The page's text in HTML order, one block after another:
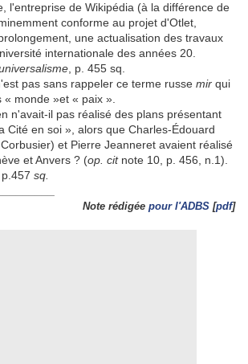
l'entreprise de Wikipédia (à la différence de
conforme au projet d'Otlet,
une actualisation des travaux
internationale des années 20.
, p. 455 sq.
pas sans rappeler ce terme russe mir qui
monde »et « paix ».
n'avait-il pas réalisé des plans présentant
Cité en soi », alors que Charles-Édouard
et Pierre Jeanneret avaient réalisé
et Anvers ? (op. cit note 10, p. 456, n.1).
sq.
Note rédigée pour l'ADBS [pdf]